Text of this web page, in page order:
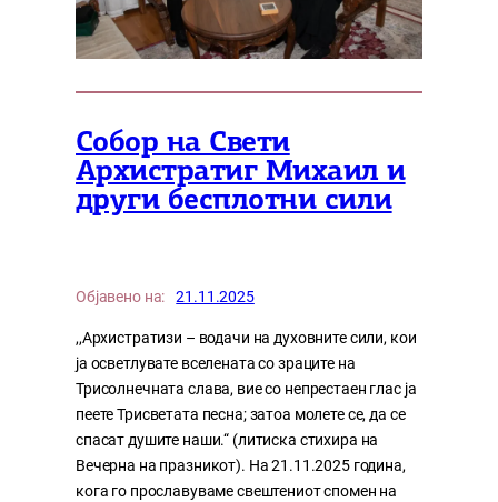
Собор на Свети
Архистратиг Михаил и
други бесплотни сили
Објавено на: 21.11.2025
,,Архистратизи – водачи на духовните сили, кои
ја осветлувате вселената со зраците на
Трисолнечната слава, вие со непрестаен глас ја
пеете Трисветата песна; затоа молете се, да се
спасат душите наши.“ (литиска стихира на
Вечерна на празникот). На 21.11.2025 година,
кога го прославуваме свештениот спомен на